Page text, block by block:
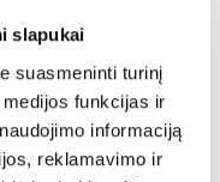
slapukai
suasmeninti turinį
funkcijas ir
informaciją
reklamavimo ir
mažesnius lašelius
patekti į
mašina –